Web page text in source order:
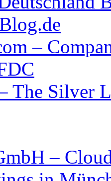
–
The Silver
–